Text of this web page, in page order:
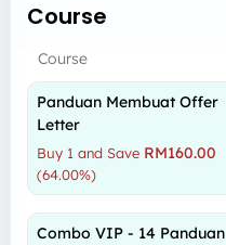
Course
Course
Panduan Membuat Offer
Letter
Buy 1 and Save RM160.00
(64.00%)
Combo VIP - 14 Panduan